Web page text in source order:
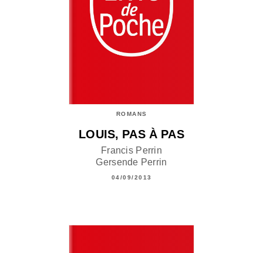
ROMANS
LOUIS, PAS À PAS
Francis Perrin
Gersende Perrin
04/09/2013